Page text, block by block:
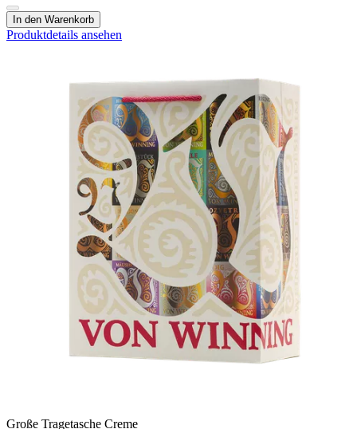
In den Warenkorb
Produktdetails ansehen
Große Tragetasche Creme